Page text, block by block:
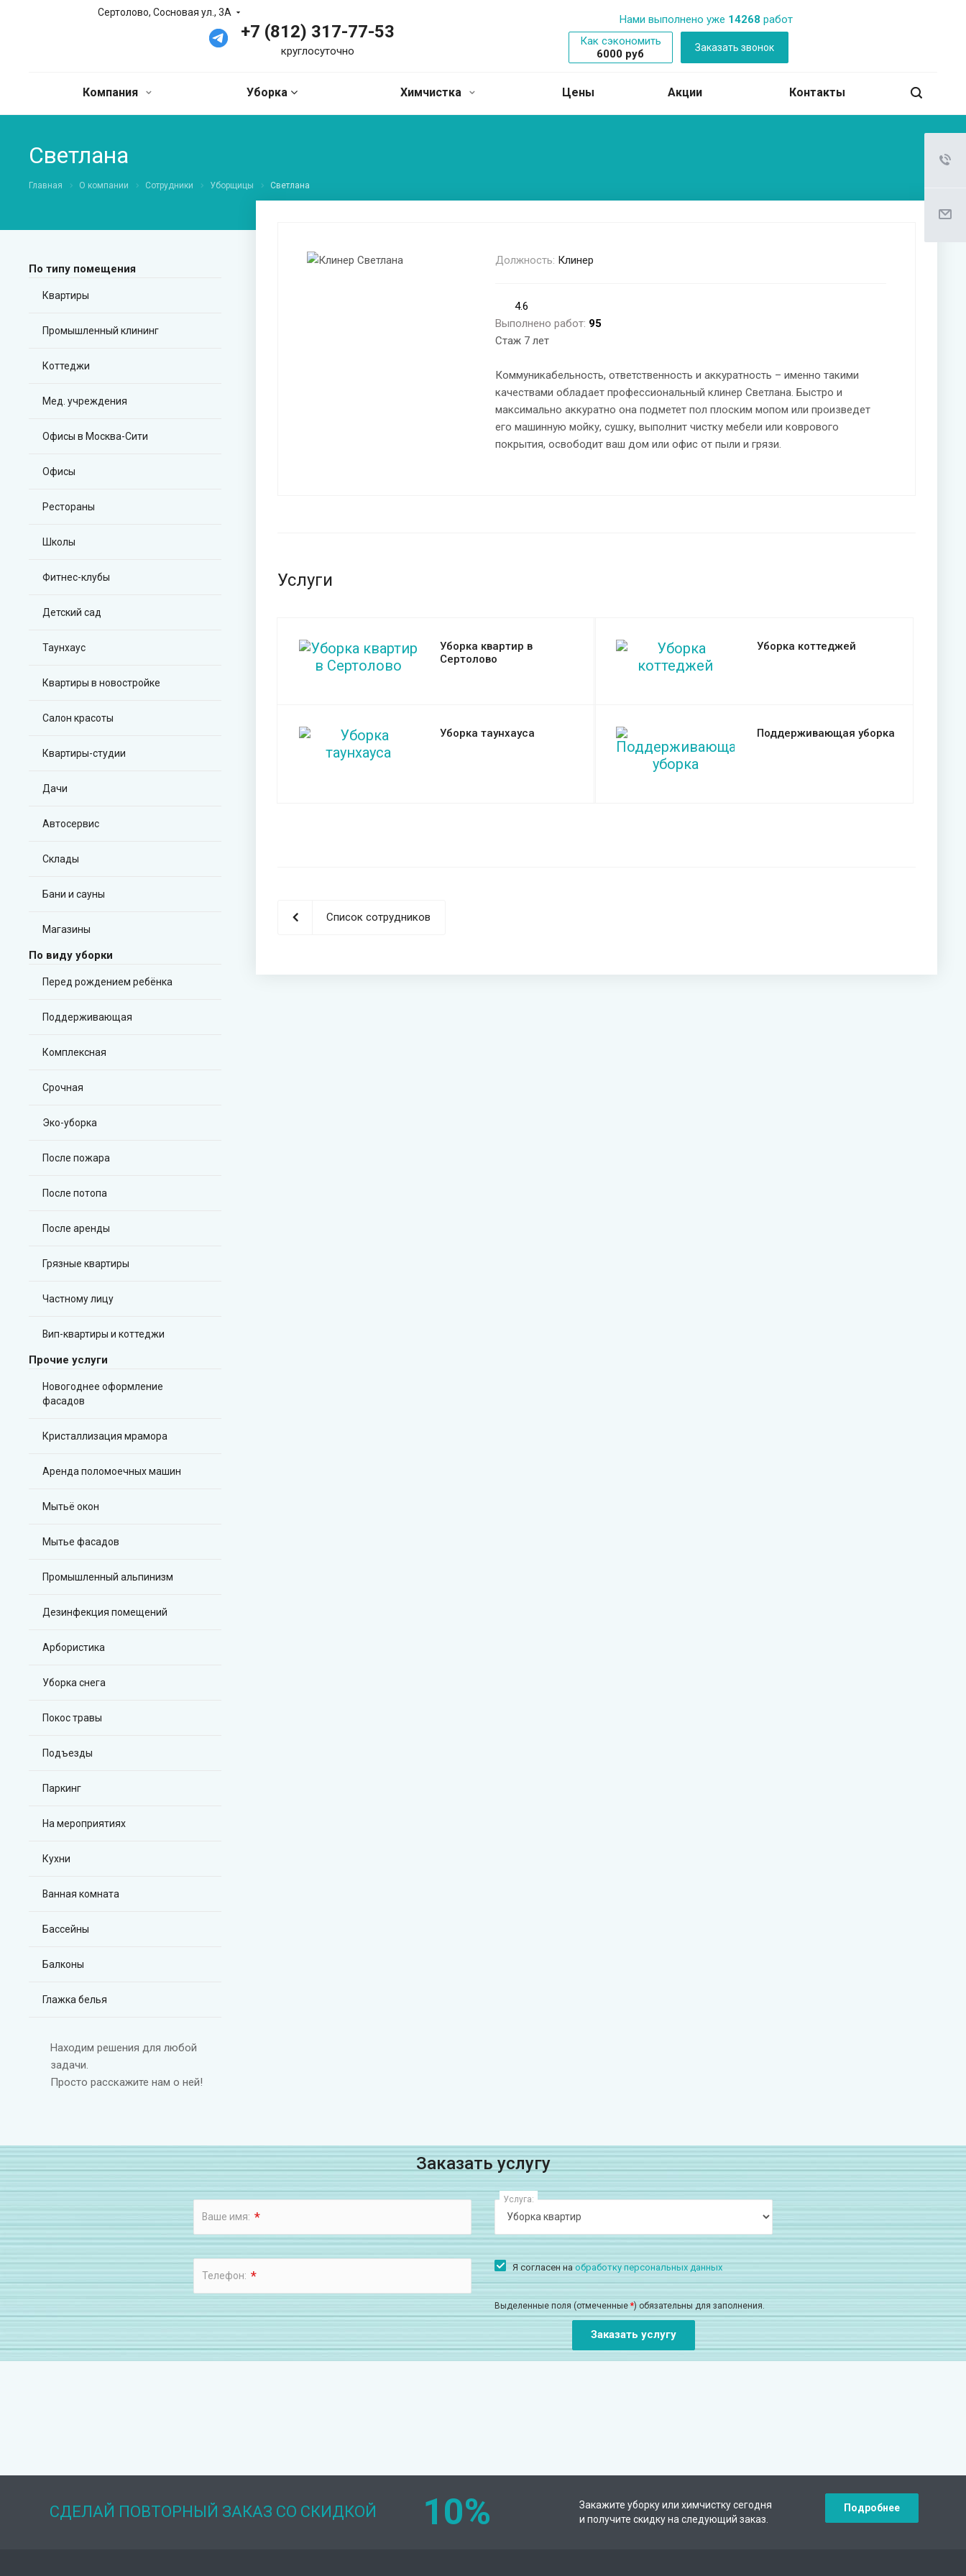
Сертолово, Сосновая ул., 3А
+7 (812) 317-77-53
круглосуточно
Нами выполнено уже 14268 работ
Как сэкономить
6000 руб
Заказать звонок
Компания Уборка Химчистка Цены Акции Контакты
Светлана
Главная О компании Сотрудники Уборщицы Светлана
Должность: Клинер
4.6
Выполнено работ: 95
Стаж 7 лет
Коммуникабельность, ответственность и аккуратность – именно такими
качествами обладает профессиональный клинер Светлана. Быстро и
максимально аккуратно она подметет пол плоским мопом или произведет
его машинную мойку, сушку, выполнит чистку мебели или коврового
покрытия, освободит ваш дом или офис от пыли и грязи.
Услуги
Уборка квартир в
Сертолово
Уборка коттеджей
Уборка таунхауса Поддерживающая уборка
Список сотрудников
По типу помещения
Квартиры
Промышленный клининг
Коттеджи
Мед. учреждения
Офисы в Москва-Сити
Офисы
Рестораны
Школы
Фитнес-клубы
Детский сад
Таунхаус
Квартиры в новостройке
Салон красоты
Квартиры-студии
Дачи
Автосервис
Склады
Бани и сауны
Магазины
По виду уборки
Перед рождением ребёнка
Поддерживающая
Комплексная
Срочная
Эко-уборка
После пожара
После потопа
После аренды
Грязные квартиры
Частному лицу
Вип-квартиры и коттеджи
Прочие услуги
Новогоднее оформление
фасадов
Кристаллизация мрамора
Аренда поломоечных машин
Мытьё окон
Мытье фасадов
Промышленный альпинизм
Дезинфекция помещений
Арбористика
Уборка снега
Покос травы
Подъезды
Паркинг
На мероприятиях
Кухни
Ванная комната
Бассейны
Балконы
Глажка белья
Находим решения для любой
задачи.
Просто расскажите нам о ней!
Заказать услугу
Ваше имя: *
Телефон: *
Услуга:
Я согласен на обработку персональных данных
Выделенные поля (отмеченные *) обязательны для заполнения.
СДЕЛАЙ ПОВТОРНЫЙ ЗАКАЗ СО СКИДКОЙ 10%
Закажите уборку или химчистку сегодня
и получите скидку на следующий заказ.
Подробнее